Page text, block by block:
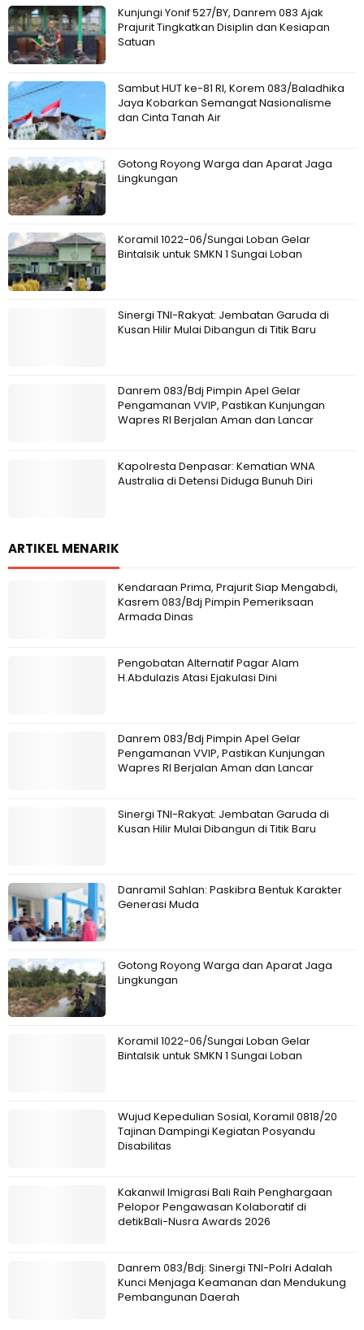
Kunjungi Yonif 527/BY, Danrem 083 Ajak
Prajurit Tingkatkan Disiplin dan Kesiapan
Satuan
Sambut HUT ke-81 RI, Korem 083/Baladhika
Jaya Kobarkan Semangat Nasionalisme
dan Cinta Tanah Air
Gotong Royong Warga dan Aparat Jaga
Lingkungan
Koramil 1022-06/Sungai Loban Gelar
Bintalsik untuk SMKN 1 Sungai Loban
Sinergi TNI-Rakyat: Jembatan Garuda di
Kusan Hilir Mulai Dibangun di Titik Baru
Danrem 083/Bdj Pimpin Apel Gelar
Pengamanan VVIP, Pastikan Kunjungan
Wapres RI Berjalan Aman dan Lancar
Kapolresta Denpasar: Kematian WNA
Australia di Detensi Diduga Bunuh Diri
ARTIKEL MENARIK
Kendaraan Prima, Prajurit Siap Mengabdi,
Kasrem 083/Bdj Pimpin Pemeriksaan
Armada Dinas
Pengobatan Alternatif Pagar Alam
H.Abdulazis Atasi Ejakulasi Dini
Danrem 083/Bdj Pimpin Apel Gelar
Pengamanan VVIP, Pastikan Kunjungan
Wapres RI Berjalan Aman dan Lancar
Sinergi TNI-Rakyat: Jembatan Garuda di
Kusan Hilir Mulai Dibangun di Titik Baru
Danramil Sahlan: Paskibra Bentuk Karakter
Generasi Muda
Gotong Royong Warga dan Aparat Jaga
Lingkungan
Koramil 1022-06/Sungai Loban Gelar
Bintalsik untuk SMKN 1 Sungai Loban
Wujud Kepedulian Sosial, Koramil 0818/20
Tajinan Dampingi Kegiatan Posyandu
Disabilitas
Kakanwil Imigrasi Bali Raih Penghargaan
Pelopor Pengawasan Kolaboratif di
detikBali-Nusra Awards 2026
Danrem 083/Bdj: Sinergi TNI-Polri Adalah
Kunci Menjaga Keamanan dan Mendukung
Pembangunan Daerah